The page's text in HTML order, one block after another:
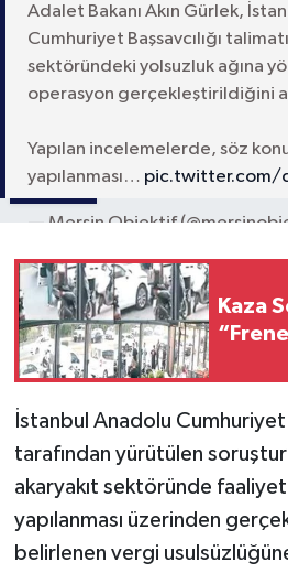
Adalet Bakanı Akın Gürlek,
Cumhuriyet Başsavcılığı
sektöründeki yolsuzluk ağına
operasyon gerçekleştirildiğini
Yapılan incelemelerde, söz
yapılanması… pic.twitter.com/
— Mersin Objektif
Paylaş
Kaza
İstanbul Anadolu Cumhuriyet
tarafından yürütülen
akaryakıt sektöründe
yapılanması üzerinden
belirlenen vergi